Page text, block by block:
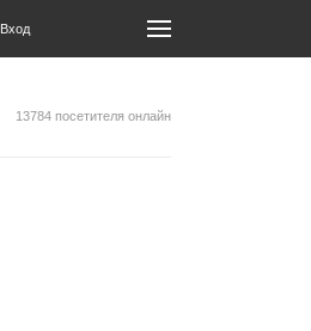
Вход
13784 посетителя онлайн